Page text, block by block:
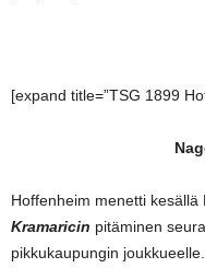
[expand title=”TSG 1899
Hoffenheim menetti
Kramaricin pitäminen
pikkukaupungin